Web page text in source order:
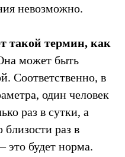
невозможно.
такой термин, как
может быть
Соответственно, в
один человек
раз в сутки, а
близости раз в
это будет норма.